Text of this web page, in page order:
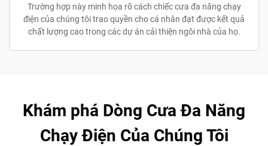
Trường hợp này minh họa rõ cách chiếc cưa đa năng chạy
điện của chúng tôi trao quyền cho cá nhân đạt được kết quả
chất lượng cao trong các dự án cải thiện ngôi nhà của họ.
Khám phá Dòng Cưa Đa Năng
Chạy Điện Của Chúng Tôi